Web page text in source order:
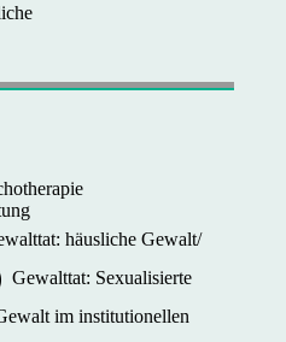
häusliche Gewalt/
Gewalttat: Sexualisierte
im institutionellen